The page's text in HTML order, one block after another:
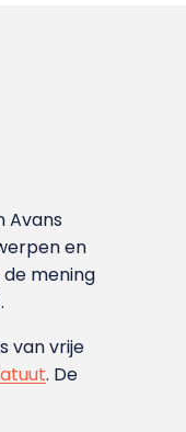
Avans
en
mening
van vrije
. De